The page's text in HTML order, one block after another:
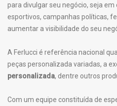
para divulgar seu negócio, seja
esportivos, campanhas políticas,
aumentar a visibilidade do seu
A Ferlucci é referência nacional
peças personalizada variadas, a
personalizada, dentre outros
Com um equipe constituída de